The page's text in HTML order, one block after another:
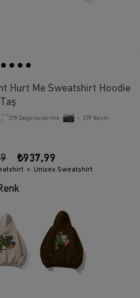
Hurt Me Sweatshirt Hoodie
Taş
279 Değerlendirme • 279 Yorum
₺937,99
Unisex Sweatshirt